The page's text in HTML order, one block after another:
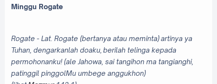
Minggu Rogate
Rogate - Lat. Rogate (bertanya atau meminta)artinya ya
Tuhan, dengarkanlah doaku, berilah telinga kepada
permohonanku!(ale Jahowa, sai tangihon ma tangianghi,
patinggil pinggolMu umbege anggukhon)